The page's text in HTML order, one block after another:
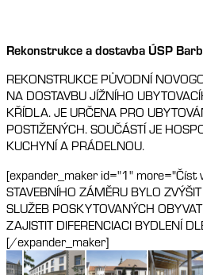
Rekonstrukce a dostavba ÚSP
REKONSTRUKCE PŮVODNÍ
NA DOSTAVBU JÍŽNÍHO
KŘÍDLA. JE URČENA PRO
POSTIŽENÝCH. SOUČÁSTÍ JE
KUCHYNÍ A PRÁDELNOU.
[expander_maker id="1" more="Číst
STAVEBNÍHO ZÁMĚRU BYLO
SLUŽEB POSKYTOVANÝCH
ZAJISTIT DIFERENCIACI BYDLENÍ
[/expander_maker]